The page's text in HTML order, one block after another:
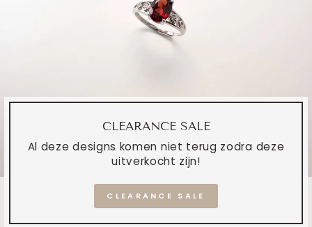
CLEARANCE SALE
Al deze designs komen niet terug zodra deze
uitverkocht zijn!
CLEARANCE SALE